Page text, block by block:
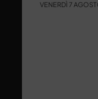
VENERDÌ 7